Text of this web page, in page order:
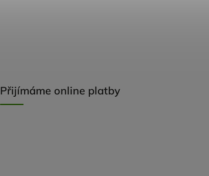
Přijímáme online platby